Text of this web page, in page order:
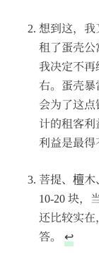
想到这，
租了蛋壳公
我决定不
右。蛋壳
会为了这
计的租客
利益是最得
菩提、檀
10-20 块，
还比较实
答。 ↩︎